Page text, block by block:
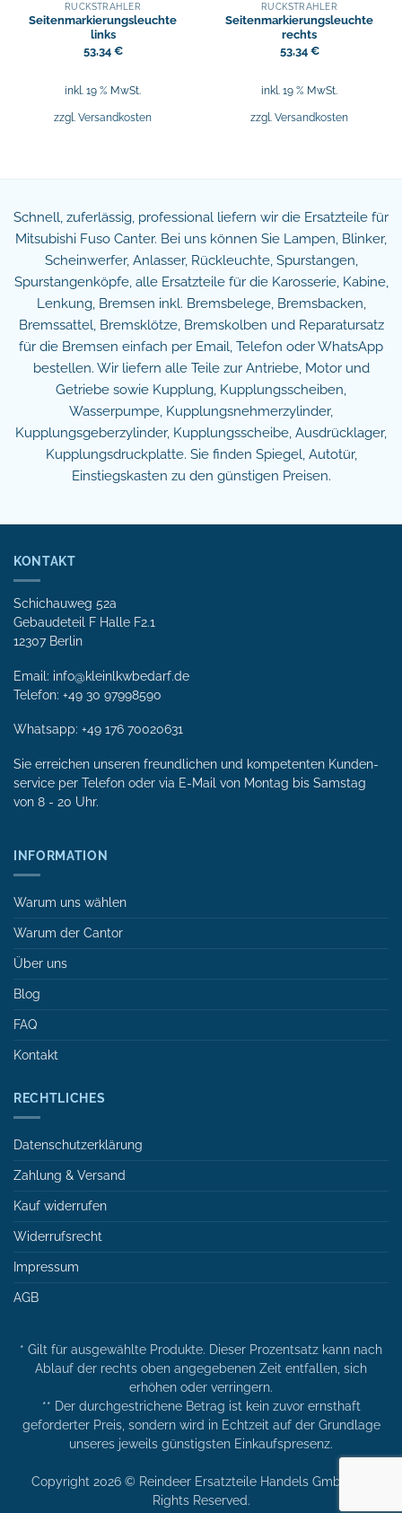
RÜCKSTRAHLER
Seitenmarkierungsleuchte
links
53,34 €
inkl. 19 % MwSt.
zzgl. Versandkosten
RÜCKSTRAHLER
Seitenmarkierungsleuchte
rechts
53,34 €
inkl. 19 % MwSt.
zzgl. Versandkosten
Schnell, zuferlässig, professional liefern wir die Ersatzteile für
Mitsubishi Fuso Canter. Bei uns können Sie Lampen, Blinker,
Scheinwerfer, Anlasser, Rückleuchte, Spurstangen,
Spurstangenköpfe, alle Ersatzteile für die Karosserie, Kabine,
Lenkung, Bremsen inkl. Bremsbelege, Bremsbacken,
Bremssattel, Bremsklötze, Bremskolben und Reparatursatz
für die Bremsen einfach per Email, Telefon oder WhatsApp
bestellen. Wir liefern alle Teile zur Antriebe, Motor und
Getriebe sowie Kupplung, Kupplungsscheiben,
Wasserpumpe, Kupplungsnehmerzylinder,
Kupplungsgeberzylinder, Kupplungsscheibe, Ausdrücklager,
Kupplungsdruckplatte. Sie finden Spiegel, Autotür,
Einstiegskasten zu den günstigen Preisen.
KONTAKT
Schichauweg 52a
Gebaudeteil F Halle F2.1
12307 Berlin
Email: info@kleinlkwbedarf.de
Telefon: +49 30 97998590
Whatsapp: +49 176 70020631
Sie erreichen unseren freundlichen und kompetenten Kunden­
service per Tele­fon oder via E-Mail von Mon­tag bis Samstag
von 8 - 20 Uhr.
INFORMATION
Warum uns wählen
Warum der Cantor
Über uns
Blog
FAQ
Kontakt
RECHTLICHES
Datenschutzerklärung
Zahlung & Versand
Kauf widerrufen
Widerrufsrecht
Impressum
AGB
* Gilt für ausgewählte Produkte. Dieser Prozentsatz kann nach
Ablauf der rechts oben angegebenen Zeit entfallen, sich
erhöhen oder verringern.
** Der durchgestrichene Betrag ist kein zuvor ernsthaft
geforderter Preis, sondern wird in Echtzeit auf der Grundlage
unseres jeweils günstigsten Einkaufspresenz.
Copyright 2026 © Reindeer Ersatzteile Handels GmbH. All
Rights Reserved.